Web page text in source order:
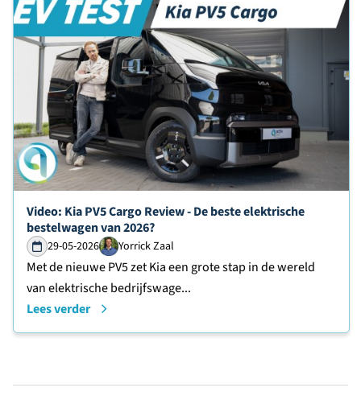
Lees verder over
Video: Kia PV5 Cargo Review - De beste elektrische
bestelwagen van 2026?
29-05-2026 Yorrick Zaal
Met de nieuwe PV5 zet Kia een grote stap in de wereld
van elektrische bedrijfswage...
Lees verder